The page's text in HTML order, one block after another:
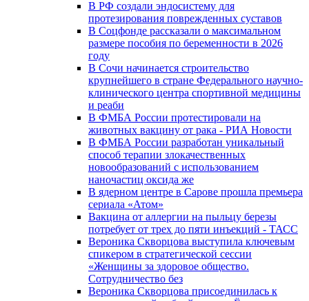
В РФ создали эндосистему для
протезирования поврежденных суставов
В Соцфонде рассказали о максимальном
размере пособия по беременности в 2026
году
В Сочи начинается строительство
крупнейшего в стране Федерального научно-
клинического центра спортивной медицины
и реаби
В ФМБА России протестировали на
животных вакцину от рака - РИА Новости
В ФМБА России разработан уникальный
способ терапии злокачественных
новообразований с использованием
наночастиц оксида же
В ядерном центре в Сарове прошла премьера
сериала «Атом»
Вакцина от аллергии на пыльцу березы
потребует от трех до пяти инъекций - ТАСС
Вероника Скворцова выступила ключевым
спикером в стратегической сессии
«Женщины за здоровое общество.
Сотрудничество без
Вероника Скворцова присоединилась к